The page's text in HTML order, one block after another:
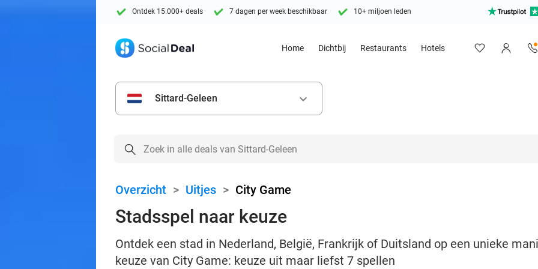
Ontdek 15.000+ deals 7 dagen per week beschikbaar 10+ miljoen leden
Home Dichtbij Restaurants Hotels
Sittard-Geleen keyboard_arrow_down
Overzicht > Uitjes > City Game
Stadsspel naar keuze
Ontdek een stad in Nederland, België, Frankrijk of Duitsland op een unieke
keuze van City Game: keuze uit maar liefst 7 spellen